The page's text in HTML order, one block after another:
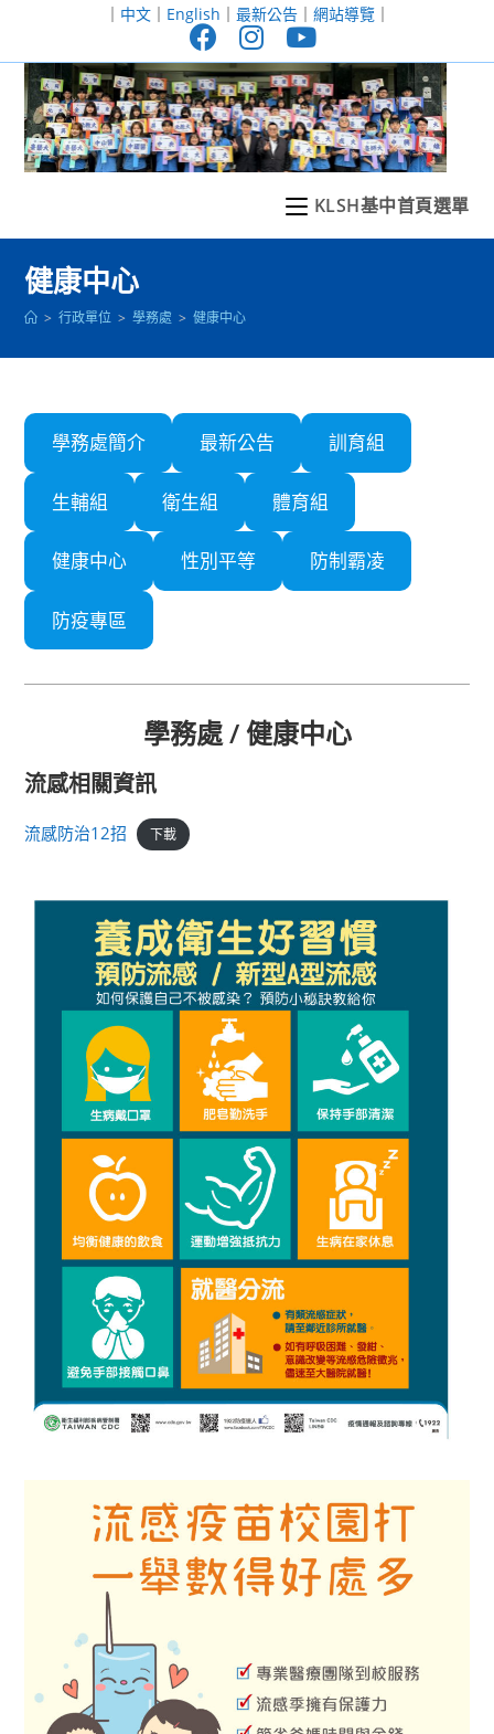
至
｜ 中文｜ English ｜ 最新公告｜ 網站導覽｜
KLSH基中首頁選單
健康中心
> 行政單位 > 學務處 > 健康中心
學務處簡介 最新公告 訓育組
生輔組 衛生組 體育組
健康中心 性別平等 防制霸凌
防疫專區
學務處 / 健康中心
流感相關資訊
流感防治12招 下載